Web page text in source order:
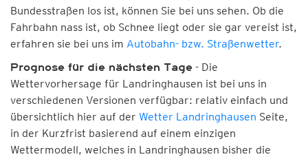
Bundesstraßen los ist, können Sie bei uns sehen. Ob die
Fahrbahn nass ist, ob Schnee liegt oder sie gar vereist ist,
erfahren sie bei uns im Autobahn- bzw. Straßenwetter.
Prognose für die nächsten Tage - Die
Wettervorhersage für Landringhausen ist bei uns in
verschiedenen Versionen verfügbar: relativ einfach und
übersichtlich hier auf der Wetter Landringhausen Seite,
in der Kurzfrist basierend auf einem einzigen
Wettermodell, welches in Landringhausen bisher die